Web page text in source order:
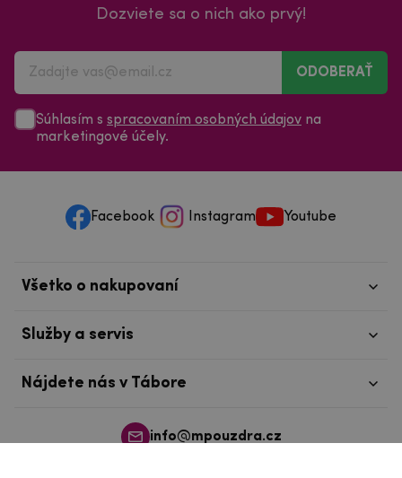
Dozviete sa o nich ako prvý!
ODOBERAŤ
Súhlasím s spracovaním osobných údajov na
marketingové účely.
Facebook Instagram Youtube
info@mpouzdra.cz
Všetko o nakupovaní
Služby a servis
Nájdete nás v Tábore